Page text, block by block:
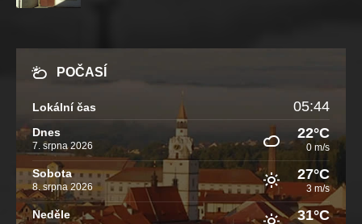
POČASÍ
Lokální čas 05:44
Dnes
7. srpna 2026
22°C
0 m/s
Sobota
8. srpna 2026
27°C
3 m/s
Neděle 31°C